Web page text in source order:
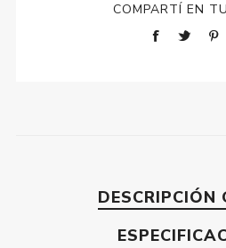
COMPARTÍ EN
DESCRIPCIÓN